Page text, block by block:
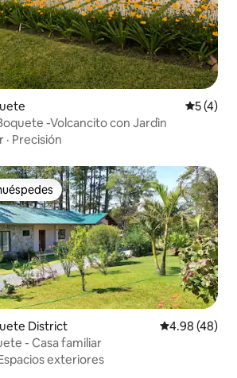
5 (4)
-Volcancito con Jardìn
· Precisión
Favorito entre huéspedes
District Calificación
4.98 (48)
- Casa familiar
exteriores